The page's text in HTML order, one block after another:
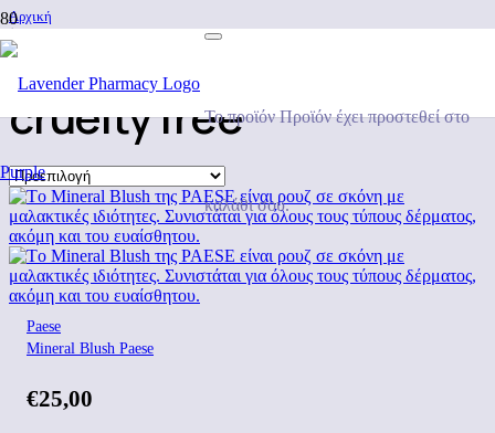
Το προϊόνΠροϊόνέχει προστεθεί στο
καλάθι σου.
Αρχική
/
Προϊόντα με ετικέτα “cruelty free”
cruelty free
Paese
Mineral Blush Paese
€25,00